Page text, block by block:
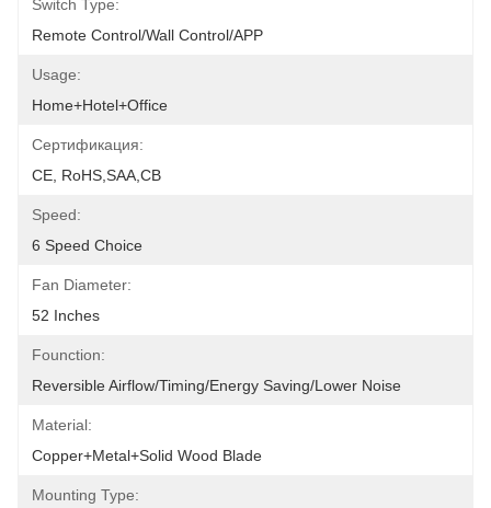
Switch Type:
Remote Control/Wall Control/APP
Usage:
Home+Hotel+Office
Сертификация:
CE, RoHS,SAA,CB
Speed:
6 Speed Choice
Fan Diameter:
52 Inches
Founction:
Reversible Airflow/Timing/Energy Saving/Lower Noise
Material:
Copper+Metal+solid Wood Blade
Mounting Type: